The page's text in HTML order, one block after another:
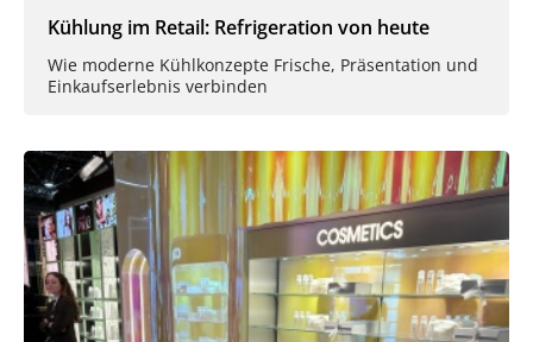
Kühlung im Retail: Refrigeration von heute
Wie moderne Kühlkonzepte Frische, Präsentation und
Einkaufserlebnis verbinden